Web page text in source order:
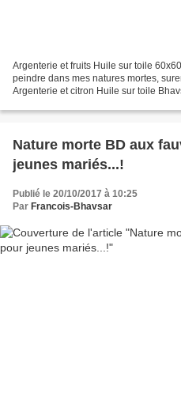
Argenterie et fruits Huile sur toile 60x60 Bhavsar L'argenterie... j'aime la
peindre dans mes natures mortes,
Argenterie et citron Huile sur toile Bhavsar C'est un vrai grand plaisir de
Nature morte BD aux
jeunes mariés...!
Publié le 20/10/2017 à 10:25
Par Francois-Bhavsar